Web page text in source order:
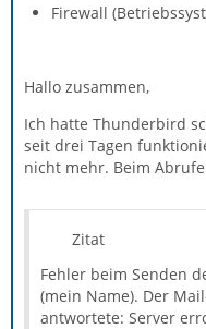
Firewall
Hallo zusammen,
Ich hatte Thunderbird
seit drei Tagen
nicht mehr. Beim
Zitat
Fehler beim Senden
(mein Name). Der
antwortete: Server